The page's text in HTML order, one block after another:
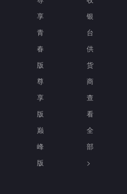
享
青
春
版
尊
享
版
巅
峰
版
银
台
供
货
商
查
看
全
部
>